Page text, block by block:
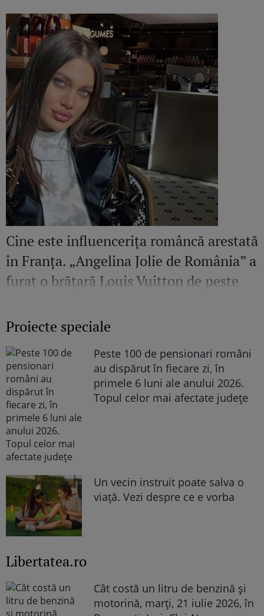
Cine este influencerița româncă arestată
în Franța. „Angelina Jolie de România” a
furat o brățară Louis Vuitton de peste
Proiecte speciale
Peste 100 de pensionari români
au dispărut în fiecare zi, în
primele 6 luni ale anului 2026.
Topul celor mai afectate județe
Un vecin instruit poate salva o
viață. Vezi despre ce e vorba
Libertatea.ro
Cât costă un litru de benzină și
motorină, marți, 21 iulie 2026, în